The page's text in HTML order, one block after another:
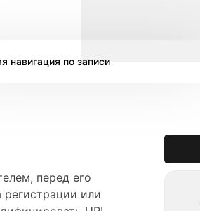
навигация по записи
перед его
или